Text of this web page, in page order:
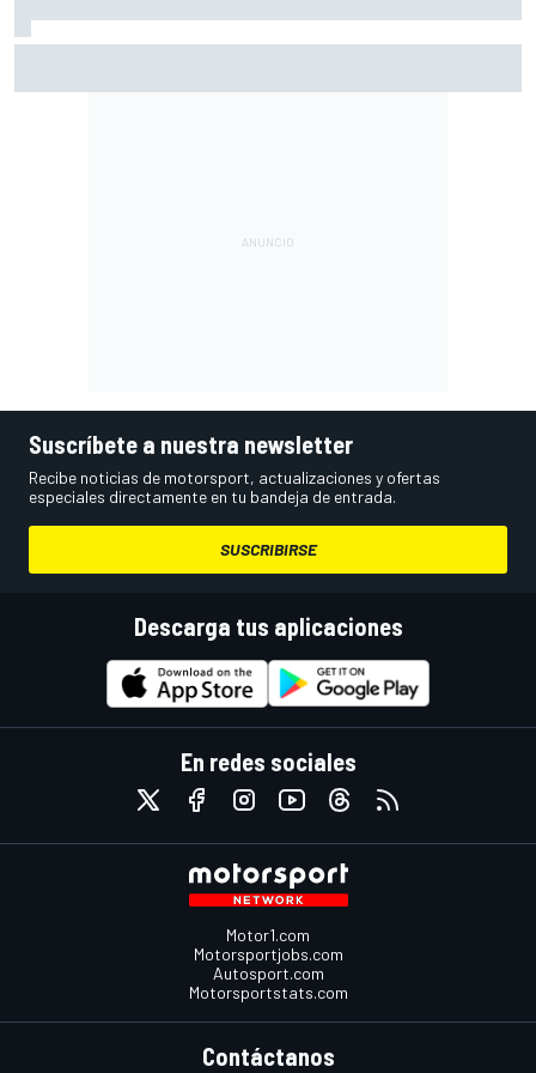
Suscríbete a nuestra newsletter
Recibe noticias de motorsport, actualizaciones y ofertas
especiales directamente en tu bandeja de entrada.
SUSCRIBIRSE
Descarga tus aplicaciones
En redes sociales
Motor1.com
Motorsportjobs.com
Autosport.com
Motorsportstats.com
Contáctanos